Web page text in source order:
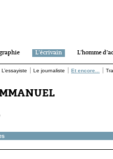
L’écrivain L’homme
L’essayiste Le journaliste Et encore...